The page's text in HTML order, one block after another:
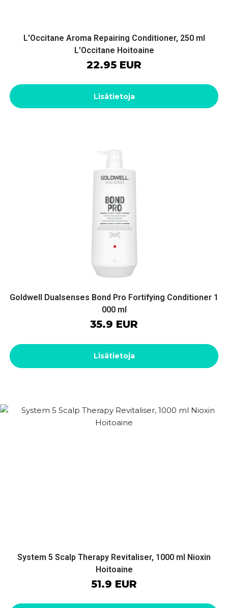
L'Occitane Aroma Repairing Conditioner, 250 ml
L'Occitane Hoitoaine
22.95 EUR
Lisätietoja
Goldwell Dualsenses Bond Pro Fortifying Conditioner 1
000 ml
35.9 EUR
Lisätietoja
System 5 Scalp Therapy Revitaliser, 1000 ml Nioxin
Hoitoaine
51.9 EUR